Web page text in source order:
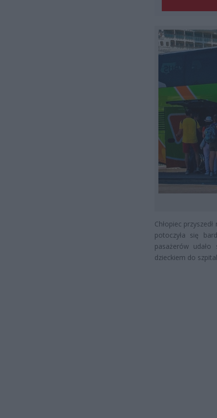
Chłopiec
potoczyła się
pasażerów
dzieckiem do